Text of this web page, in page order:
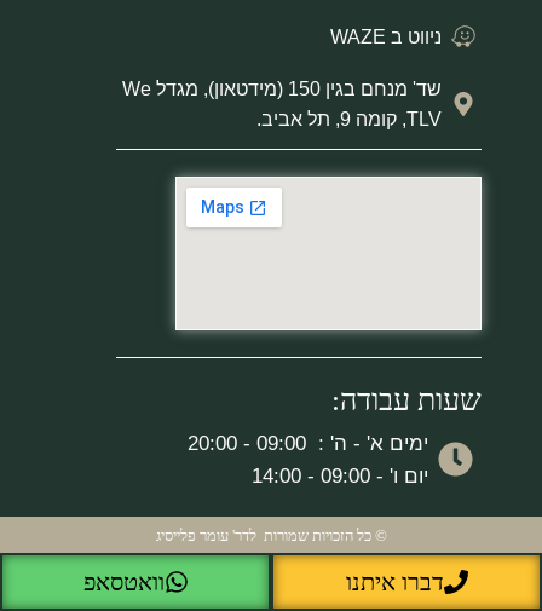
ניווט ב WAZE
שד' מנחם בגין 150 (מידטאון), מגדל We
TLV, קומה 9, תל אביב.
שעות עבודה:
ימים א' - ה' : 09:00 - 20:00
יום ו' - 09:00 - 14:00
© כל הזכויות שמורות לדר' עומר פלייסיג
דברו איתנו וואטסאפ